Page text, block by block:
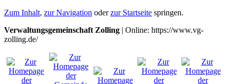
Zum Inhalt, zur Navigation oderzur Startseite springen.
Verwaltungsgemeinschaft Zolling | Online: https://www.vg-
zolling.de/